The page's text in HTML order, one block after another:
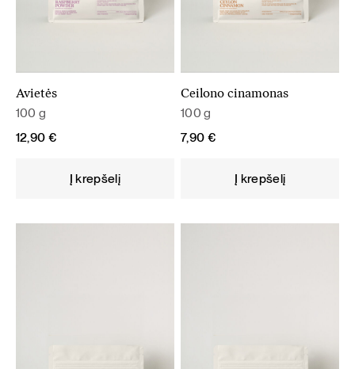
Avietės
100 g
12,90 €
Į krepšelį
Ceilono cinamonas
100 g
7,90 €
Į krepšelį